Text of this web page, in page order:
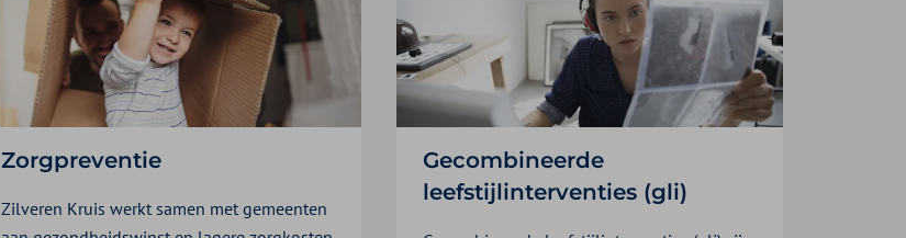
Zorgpreventie
Zilveren Kruis werkt samen met gemeenten
Gecombineerde
leefstijlinterventies (gli)